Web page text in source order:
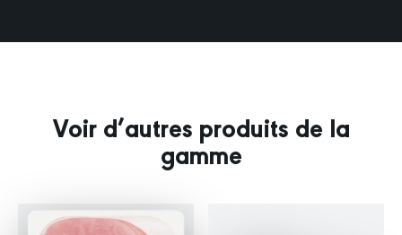
Voir d’autres produits de la
gamme